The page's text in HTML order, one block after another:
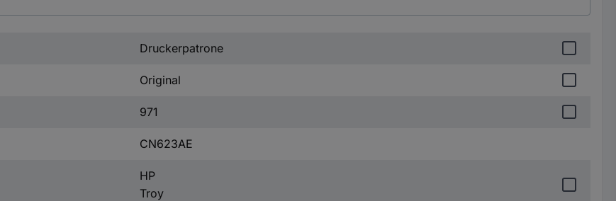
Druckerpatrone
Original
971
CN623AE
HP
Troy